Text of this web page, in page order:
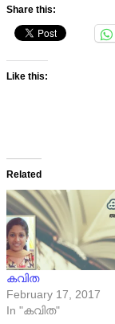
Share this:
Like this:
Related
കവിത
February 17, 2017
In "കവിത"